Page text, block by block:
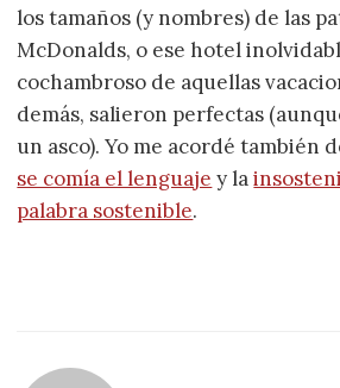
los tamaños (y nombres) de las
McDonalds, o ese hotel
cochambroso de aquellas
demás, salieron perfectas
un asco). Yo me acordé también
se comía el lenguaje y la
palabra sostenible.